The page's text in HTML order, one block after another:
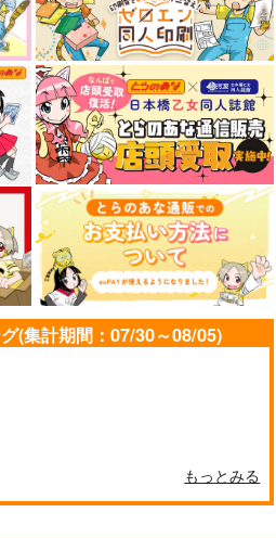
(集計期間：07/30～08/05)
もっとみる